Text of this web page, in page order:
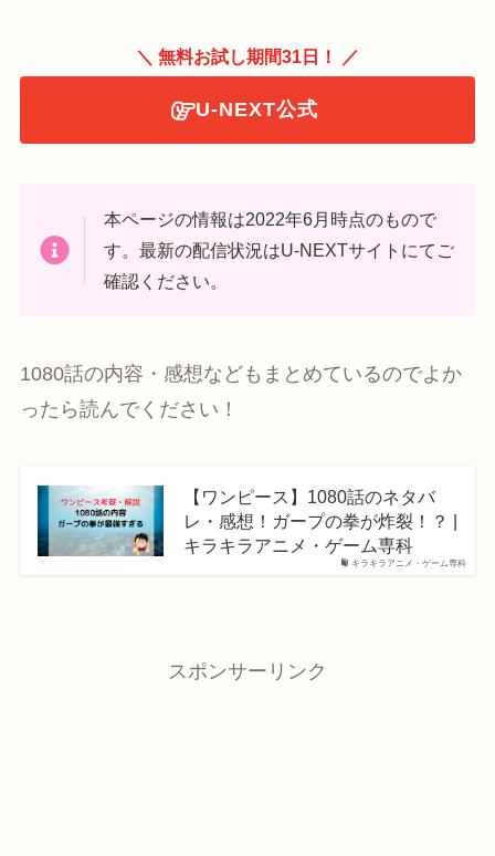
＼ 無料お試し期間31日！ ／
U-NEXT公式
本ページの情報は2022年6月時点のもので
す。最新の配信状況はU-NEXTサイトにてご
確認ください。
1080話の内容・感想などもまとめているのでよか
ったら読んでください！
キラキラアニメ・ゲーム専科
【ワンピース】1080話のネタバ
レ・感想！ガープの拳が炸裂！？ |
キラキラアニメ・ゲーム専科
スポンサーリンク